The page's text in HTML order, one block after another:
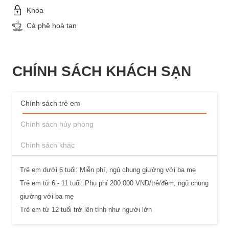
Khóa
Cà phê hoà tan
CHÍNH SÁCH KHÁCH SẠN
Chính sách trẻ em
Chính sách hủy phòng
Chính sách khác
Trẻ em dưới 6 tuổi: Miễn phí, ngủ chung giường với ba mẹ
Trẻ em từ 6 - 11 tuổi: Phụ phí 200.000 VND/trẻ/đêm, ngủ chung
giường với ba mẹ
Trẻ em từ 12 tuổi trở lên tính như người lớn